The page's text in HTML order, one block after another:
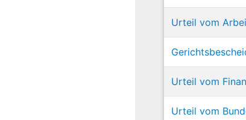
Urteil vom
Urteil vom
Urteil vom